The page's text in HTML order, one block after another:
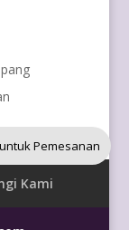
Kami
Pemesanan